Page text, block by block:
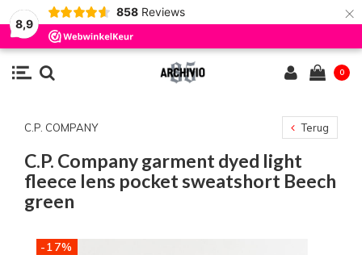
8,9
858 Reviews ×
0
C.P. COMPANY Terug
C.P. Company garment dyed light
fleece lens pocket sweatshort Beech
green
-17%